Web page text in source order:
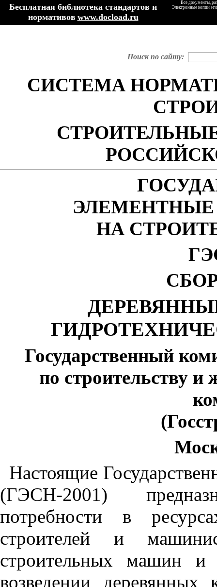
Бесплатная библиотека стандартов и
нормативов www.docload.ru
Все документы,
Электронные копии
Поиск по сайту:
СИСТЕМА
НА
Государственный
по строительству
Настоящие
(ГЭСН-2001)
потребности в
строителей и
строительных машин и
возведении деревянных